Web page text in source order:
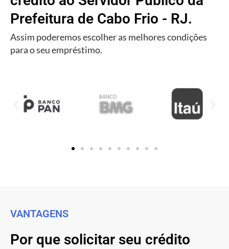
Prefeitura de Cabo Frio - RJ.
Assim poderemos escolher as melhores condições
para o seu empréstimo.
VANTAGENS
Por que solicitar seu crédito